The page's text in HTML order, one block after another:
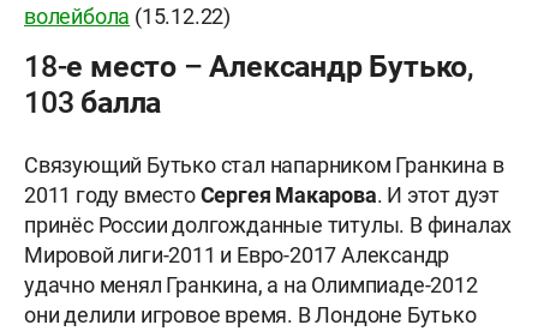
волейбола (15.12.22)
18-е место – Александр Бутько,
103 балла
Связующий Бутько стал напарником Гранкина в
2011 году вместоСергея Макарова. И этот дуэт
принёс России долгожданные титулы. В финалах
Мировой лиги-2011 и Евро-2017 Александр
удачно менял Гранкина, а на Олимпиаде-2012
они делили игровое время. В Лондоне Бутько